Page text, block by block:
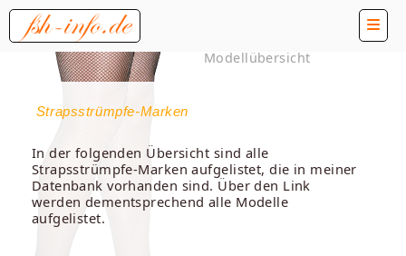
Modellübersicht
Strapsstrümpfe-Marken
In der folgenden Übersicht sind alle
Strapsstrümpfe-Marken aufgelistet, die in meiner
Datenbank vorhanden sind. Über den Link
werden dementsprechend alle Modelle
aufgelistet.